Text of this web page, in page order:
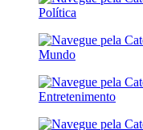
Política
Mundo
Entretenimento